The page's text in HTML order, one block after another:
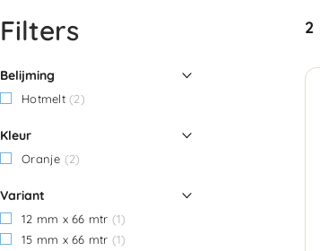
Filters
Belijming
Hotmelt(2)
Kleur
Oranje (2)
Variant
12 mm x 66 mtr (1)
15 mm x 66 mtr (1)
2